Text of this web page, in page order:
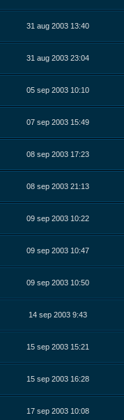
31 aug 2003 13:40
31 aug 2003 23:04
05 sep 2003 10:10
07 sep 2003 15:49
08 sep 2003 17:23
08 sep 2003 21:13
09 sep 2003 10:22
09 sep 2003 10:47
09 sep 2003 10:50
14 sep 2003 9:43
15 sep 2003 15:21
15 sep 2003 16:28
17 sep 2003 10:08